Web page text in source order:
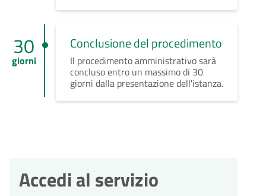
30
giorni
Conclusione del procedimento
Il procedimento amministrativo sarà
concluso entro un massimo di 30
giorni dalla presentazione dell'istanza.
Accedi al servizio